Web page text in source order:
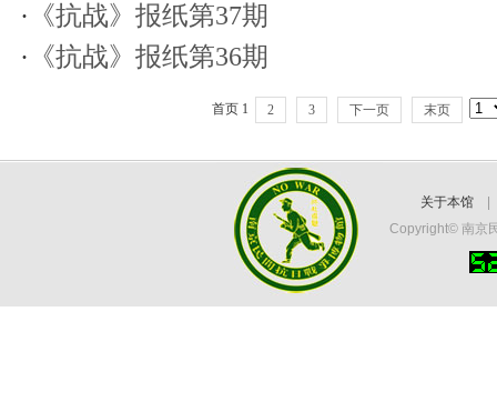
· 《抗战》报纸第37期
· 《抗战》报纸第36期
首页 1 2 3 下一页 末页
关于本馆
Copyright© 南京